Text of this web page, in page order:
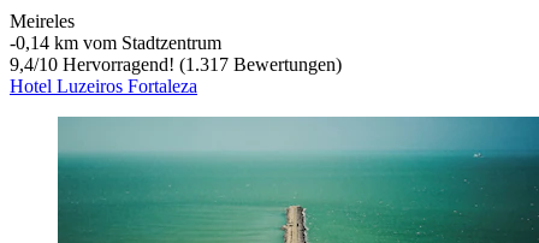
Meireles
‐0,14 km vom Stadtzentrum
9,4/10 Hervorragend! (1.317 Bewertungen)
Hotel Luzeiros Fortaleza